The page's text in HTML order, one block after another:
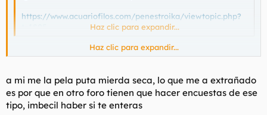
https://www.acuariofilos.com/penestroika/viewtopic.php?
Haz clic para expandir...
Me han dicho los del otro foro que contigo hacen espejo
Subnormal.
PD. tu lo dijiste yo no
Haz clic para expandir...
a mi me la pela puta mierda seca, lo que me a extrañado
es por que en otro foro tienen que hacer encuestas de ese
tipo, imbecil haber si te enteras